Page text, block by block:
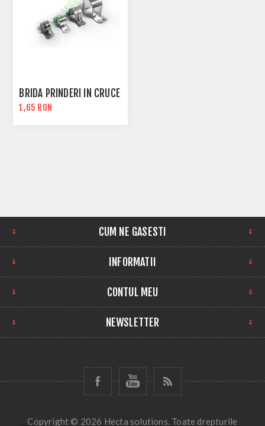
BRIDA PRINDERI IN CRUCE
1,65 RON
CUM NE GASESTI
INFORMATII
CONTUL MEU
NEWSLETTER
Copyright © 2026 Hecta solutions. Toate drepturile